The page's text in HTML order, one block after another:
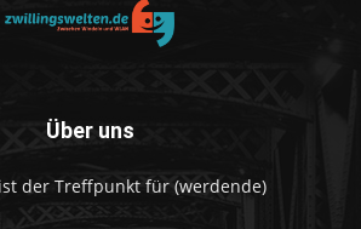
Über uns
der Treffpunkt für (werdende)